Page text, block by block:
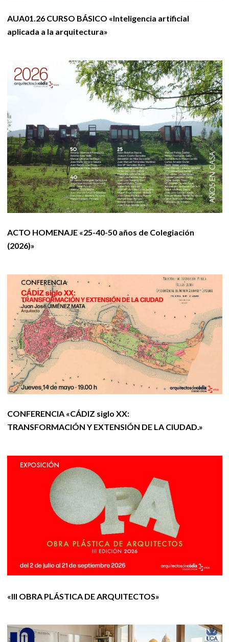
AUA01.26 CURSO BÁSICO «Inteligencia artificial
aplicada a la arquitectura»
ACTO HOMENAJE «25-40-50 años de Colegiación
(2026)»
CONFERENCIA «CÁDIZ siglo XX:
TRANSFORMACIÓN Y EXTENSIÓN DE LA CIUDAD.»
«III OBRA PLÁSTICA DE ARQUITECTOS»